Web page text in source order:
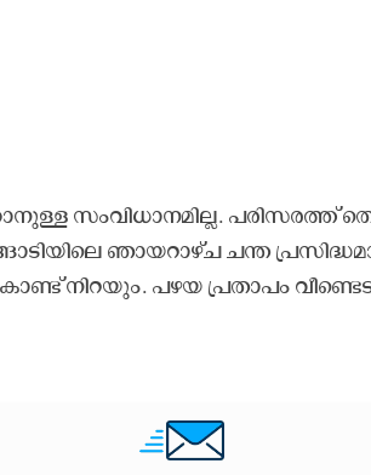
സം​വി​ധാ​ന​മി​ല്ല.
ഞാ​യ​റാ​ഴ്ച ച​ന്ത
നി​റ​യും. പ​ഴ​യ പ്ര​താ​പം